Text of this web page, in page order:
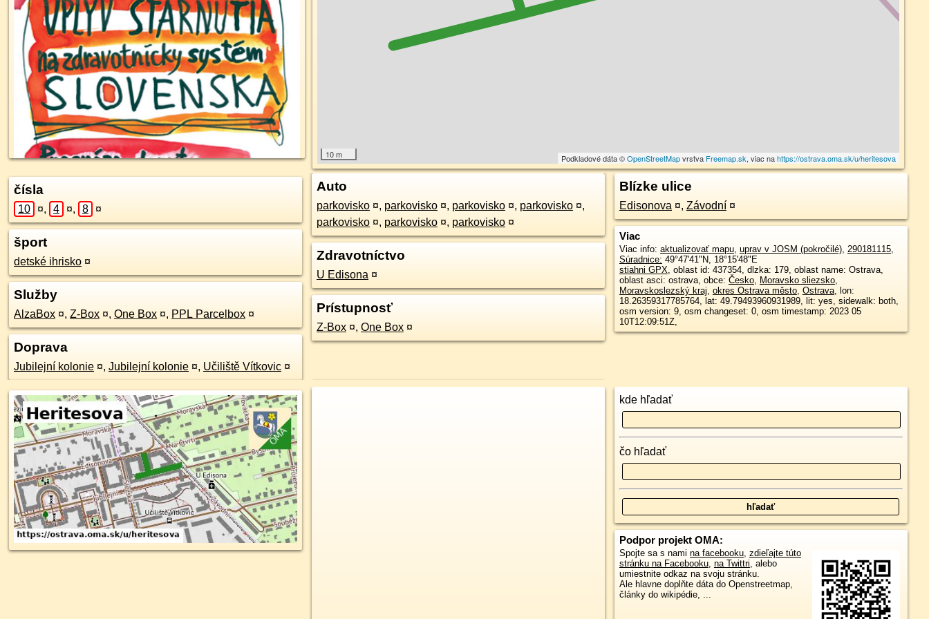
10 m Podkladové dáta ©OpenStreetMapvrstva Freemap.sk, viac nahttps://ostrava.oma.sk/u/heritesova
čísla
10 ¤, 4 ¤, 8 ¤
šport
detské ihrisko ¤
Služby
AlzaBox ¤, Z-Box ¤, One Box ¤, PPL Parcelbox ¤
Doprava
Jubilejní kolonie ¤, Jubilejní kolonie ¤, Učiliště Vítkovic ¤
Auto
parkovisko ¤, parkovisko ¤, parkovisko ¤, parkovisko ¤,
parkovisko ¤, parkovisko ¤, parkovisko ¤
Zdravotníctvo
U Edisona ¤
Prístupnosť
Z-Box ¤, One Box ¤
Blízke ulice
Edisonova ¤, Závodní ¤
Viac
Viac info: aktualizovať mapu, uprav v JOSM (pokročilé), 290181115,
Súradnice: 49°47'41"N, 18°15'48"E
stiahni GPX, oblast id: 437354, dlzka: 179, oblast name: Ostrava,
oblast asci: ostrava, obce: Česko, Moravsko sliezsko,
Moravskoslezský kraj, okres Ostrava město, Ostrava, lon:
18.26359317785764, lat: 49.79493960931989, lit: yes, sidewalk: both,
osm version: 9, osm changeset: 0, osm timestamp: 2023 05
10T12:09:51Z,
kde hľadať
čo hľadať
Podpor projekt OMA:
Spojte sa s nami na facebooku, zdieľajte túto
stránku na Facebooku, na Twittri, alebo
umiestnite odkaz na svoju stránku.
Ale hlavne doplňte dáta do Openstreetmap,
články do wikipédie, ...